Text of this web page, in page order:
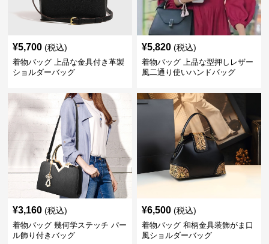
¥5,700 (税込)
着物バッグ 上品な金具付き革製
ショルダーバッグ
¥5,820 (税込)
着物バッグ 上品な型押しレザー
風二通り使いハンドバッグ
¥3,160 (税込)
着物バッグ 幾何学ステッチ パー
ル飾り付きバッグ
¥6,500 (税込)
着物バッグ 和柄金具装飾がま口
風ショルダーバッグ